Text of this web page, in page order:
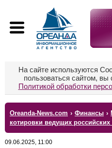
На сайте используются
пользоваться сайтом, вы
Политикой обработки
Oreanda-News.com › Финансы ›
котировки ведущих
09.06.2025, 11:00